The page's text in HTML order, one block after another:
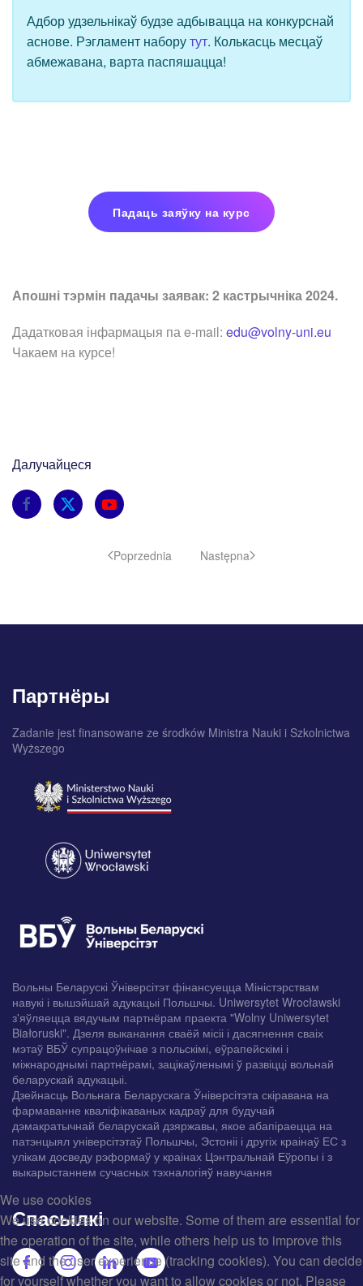
Далучайцеся
Адбор удзельнікаў будзе адбывацца на конкурснай
аснове. Рэгламент наборутут. Колькасць месцаў
абмежавана, варта паспяшацца!
Падаць заяўку на курс
Апошні тэрмін падачы заявак: 2 кастрычніка 2024.
Дадатковая інфармацыя па e-mail: edu@volny-uni.eu
Чакаем на курсе!
Poprzednia Następna
Партнёры
Zadanie jest finansowane ze środków Ministra Nauki i Szkolnictwa
Wyższego
Вольны Беларускі Ўніверсітэт фінансуецца Міністэрствам
навукі і вышэйшай адукацыі Польшчы. Uniwersytet Wrocławski
з'яўляецца вядучым партнёрам праекта "Wolny Uniwersytet
Białoruski". Дзеля выканання сваёй місіі і дасягнення сваіх
мэтаў ВБЎ супрацоўнічае з польскімі, еўрапейскімі і
міжнароднымі партнёрамі, зацікаўленымі ў развіцці вольнай
беларускай адукацыі.
Дзейнасць Вольнага Беларускага Ўніверсітэта скіравана на
фармаванне кваліфікаваных кадраў для будучай
дэмакратычнай беларускай дзяржавы, якое абапіраецца на
патэнцыял універсітэтаў Польшчы, Эстоніі і другіх краінаў ЕС з
улікам досведу рэформаў у краінах Цэнтральнай Еўропы і з
выкарыстаннем сучасных тэхналогіяў навучання
Спасылкі
We use cookies
We use cookies on our website. Some of them are essential for
the operation of the site, while others help us to improve this
site and the user experience (tracking cookies). You can decide
for yourself whether you want to allow cookies or not. Please